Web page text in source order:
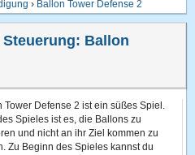
› Ballon Tower Defense 2
Ballon
Tower Defense 2 ist ein süßes Spiel.
Spieles ist es, die Ballons zu
und nicht an ihr Ziel kommen zu
Zu Beginn des Spieles kannst du